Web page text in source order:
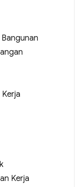
Kerja